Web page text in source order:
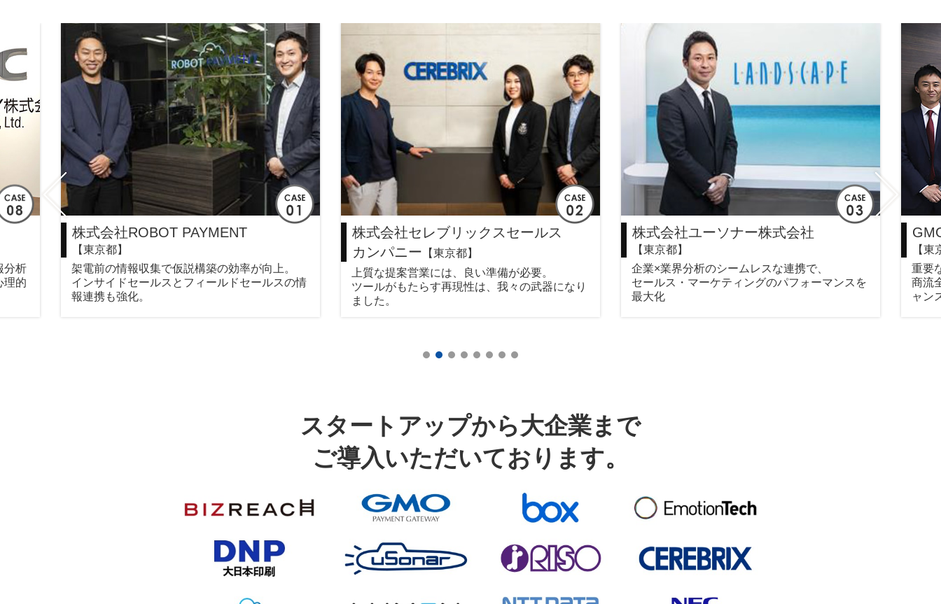
株式会社ROBOT PAYMENT
【東京都】
架電前の情報収集で仮説構築の効率が向上。
インサイドセールスとフィールドセールスの情
報連携も強化。
株式会社セレブリックスセールス
カンパニー 【東京都】
上質な提案営業には、良い準備が必要。
ツールがもたらす再現性は、我々の武器になり
ました。
株式会社ユーソナー株式会社
【東京都】
企業×業界分析のシームレスな連携で、
セールス・マーケティングのパフォーマンスを
最大化
【東
重要
商流
ャン
分析
理的
スタートアップから大企業まで
ご導入いただいております。